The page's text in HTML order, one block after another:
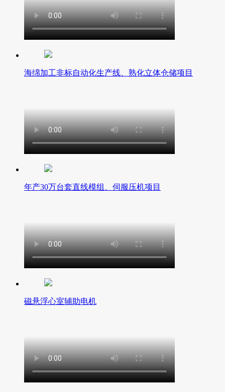
海绵加工非标自动化生产线、熟化立体仓储项目
年产30万台套直线模组、伺服压机项目
磁悬浮心室辅助电机